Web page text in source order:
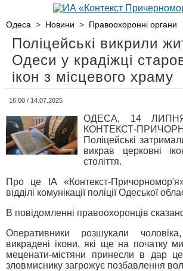
Одеса > Новини > Правоохоронні органи
Поліцейські викрили
Одеси у крадіжці
ікон з місцевого храму
16:00 / 14.07.2025
ОДЕСА, 14
КОНТЕКСТ-
Поліцейські
викрав церковні
століття.
Про це ІА «Контекст-
відділі комунікації поліції Одеської
В повідомленні правоохоронців
Оперативники розшукали
викрадені ікони, які ще на початку
меценати-містяни принесли в дар
зловмиснику загрожує позбавлення